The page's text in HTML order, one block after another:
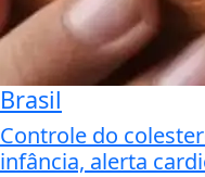
Brasil
Controle do
infância, alerta